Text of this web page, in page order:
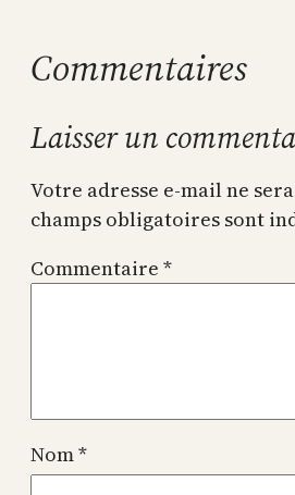
Commentaires
Laisser un
Votre adresse e-mail ne
champs obligatoires sont
Commentaire *
Nom*